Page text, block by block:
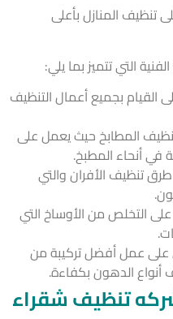
المنازل بأعلى
تتميز بما يلي:
بجميع أعمال التنظيف
المطابخ حيث يعمل على
المطبخ.
الأفران والتي
التخلص من الأوساخ التي
عمل أفضل تركيبة من
الدهون بكفاءة.
تنظيف شقراء